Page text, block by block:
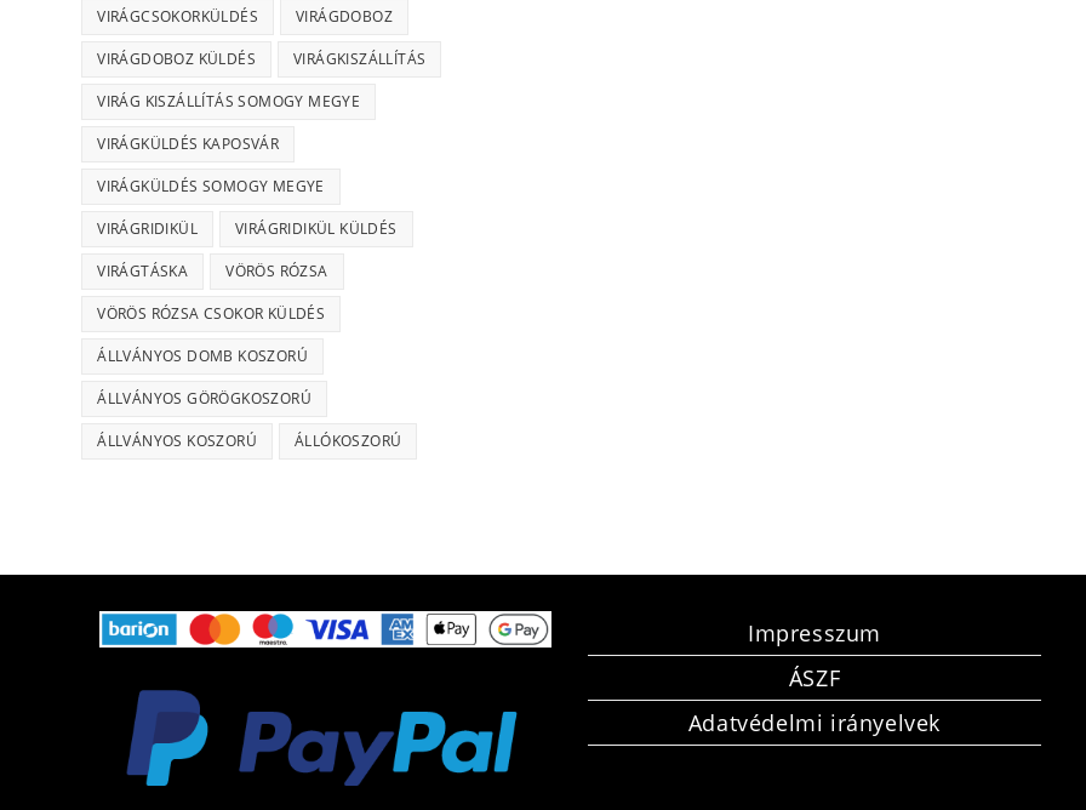
VIRÁGCSOKORKÜLDÉS VIRÁGDOBOZ
VIRÁGDOBOZ KÜLDÉS VIRÁGKISZÁLLÍTÁS
VIRÁG KISZÁLLÍTÁS SOMOGY MEGYE
VIRÁGKÜLDÉS KAPOSVÁR
VIRÁGKÜLDÉS SOMOGY MEGYE
VIRÁGRIDIKÜL VIRÁGRIDIKÜL KÜLDÉS
VIRÁGTÁSKA VÖRÖS RÓZSA
VÖRÖS RÓZSA CSOKOR KÜLDÉS
ÁLLVÁNYOS DOMB KOSZORÚ
ÁLLVÁNYOS GÖRÖGKOSZORÚ
ÁLLVÁNYOS KOSZORÚ ÁLLÓKOSZORÚ
Impresszum
ÁSZF
Adatvédelmi irányelvek